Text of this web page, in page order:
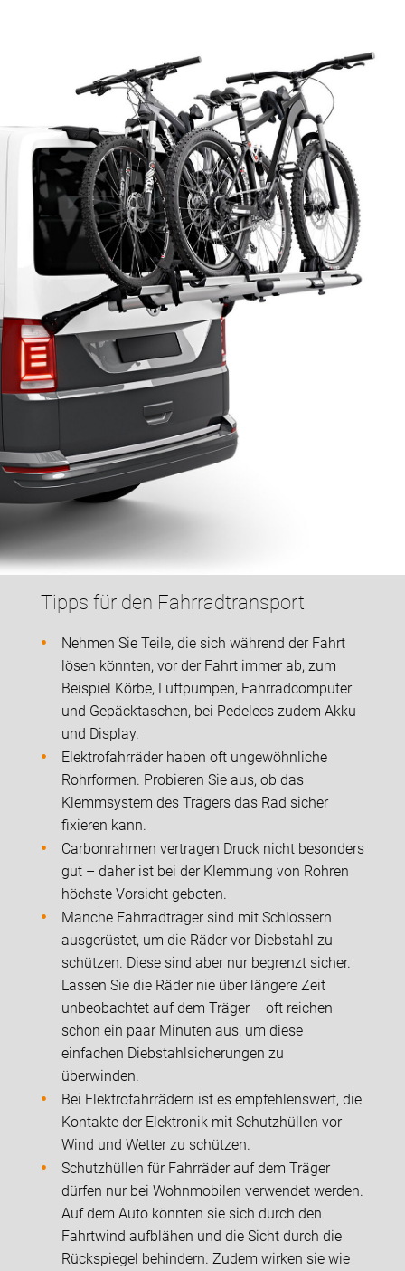
Tipps für den Fahrradtransport
Nehmen Sie Teile, die sich während der Fahrt
lösen könnten, vor der Fahrt immer ab, zum
Beispiel Körbe, Luftpumpen, Fahrradcomputer
und Gepäcktaschen, bei Pedelecs zudem Akku
und Display.
Elektrofahrräder haben oft ungewöhnliche
Rohrformen. Probieren Sie aus, ob das
Klemmsystem des Trägers das Rad sicher
fixieren kann.
Carbonrahmen vertragen Druck nicht besonders
gut – daher ist bei der Klemmung von Rohren
höchste Vorsicht geboten.
Manche Fahrradträger sind mit Schlössern
ausgerüstet, um die Räder vor Diebstahl zu
schützen. Diese sind aber nur begrenzt sicher.
Lassen Sie die Räder nie über längere Zeit
unbeobachtet auf dem Träger – oft reichen
schon ein paar Minuten aus, um diese
einfachen Diebstahlsicherungen zu
überwinden.
Bei Elektrofahrrädern ist es empfehlenswert, die
Kontakte der Elektronik mit Schutzhüllen vor
Wind und Wetter zu schützen.
Schutzhüllen für Fahrräder auf dem Träger
dürfen nur bei Wohnmobilen verwendet werden.
Auf dem Auto könnten sie sich durch den
Fahrtwind aufblähen und die Sicht durch die
Rückspiegel behindern. Zudem wirken sie wie